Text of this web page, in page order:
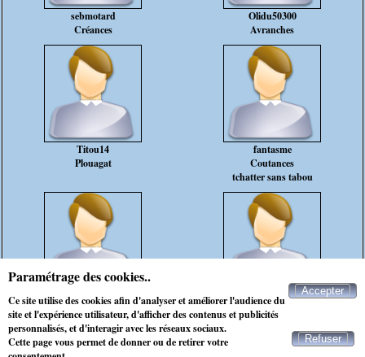
Paramétrage des cookies..
Ce site utilise des cookies afin d'analyser et améliorer l'audience du
site et l'expérience utilisateur, d'afficher des contenus et publicités
personnalisés, et d'interagir avec les réseaux sociaux.
Cette page vous permet de donner ou de retirer votre
Accepter
Refuser
sebmotard
Créances
Olidu50300
Avranches
Titou14
Plouagat
fantasme
Coutances
tchatter sans tabou
loupo17
Rennes
Snowden
Mortain
Contacter Maxichat